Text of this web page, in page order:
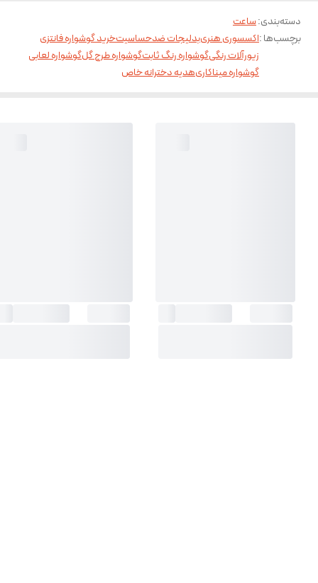
دسته‌بندی:ساعت
برچسب‌ها :اکسسوری هنریبدلیجات ضدحساسیتخرید گوشواره فانتزی
زیورآلات رنگیگوشواره رنگ ثابتگوشواره طرح گلگوشواره لعابی
گوشواره میناکاریهدیه دخترانه خاص